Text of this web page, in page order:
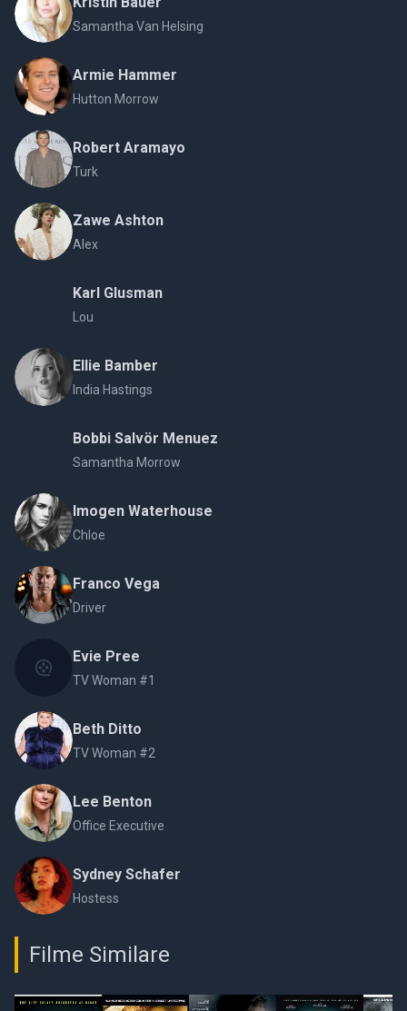
Samantha Van Helsing
Armie Hammer
Hutton Morrow
Robert Aramayo
Turk
Zawe Ashton
Alex
Karl Glusman
Lou
Ellie Bamber
India Hastings
Bobbi Salvör Menuez
Samantha Morrow
Imogen Waterhouse
Chloe
Franco Vega
Driver
Evie Pree
TV Woman #1
Beth Ditto
TV Woman #2
Lee Benton
Office Executive
Sydney Schafer
Hostess
Filme Similare